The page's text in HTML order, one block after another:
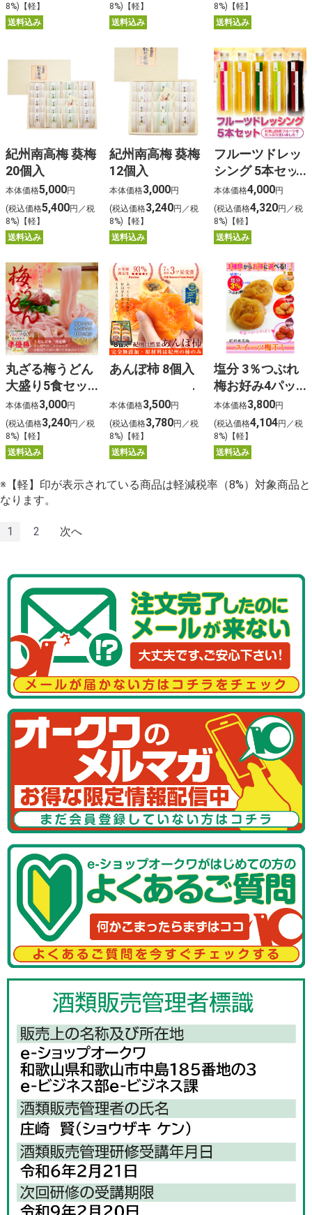
8%)【軽】
送料込み
8%)【軽】
送料込み
8%)【軽】
送料込み
紀州南高梅 葵梅
20個入
本体価格5,000円
(税込価格5,400円／税
8%)【軽】
送料込み
紀州南高梅 葵梅
12個入
本体価格3,000円
(税込価格3,240円／税
8%)【軽】
送料込み
フルーツドレッ
シング 5本セッ
ト
本体価格4,000円
(税込価格4,320円／税
8%)【軽】
送料込み
丸ざる梅うどん
大盛り5食セッ
ト
本体価格3,000円
(税込価格3,240円／税
8%)【軽】
送料込み
あんぽ柿 8個入
本体価格3,500円
(税込価格3,780円／税
8%)【軽】
送料込み
塩分 3％つぶれ
梅お好み4パッ
クセット
本体価格3,800円
(税込価格4,104円／税
8%)【軽】
送料込み
※【軽】印が表示されている商品は軽減税率（8%）対象商品と
なります。
1 2 次へ